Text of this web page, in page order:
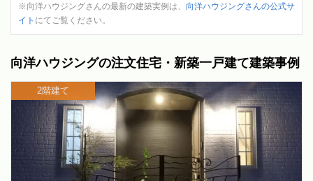
※向洋ハウジングさんの最新の建築実例は、 向洋ハウジングさんの公式サ
イト にてご覧ください。
向洋ハウジングの注文住宅・新築一戸建て建築事例
2階建て